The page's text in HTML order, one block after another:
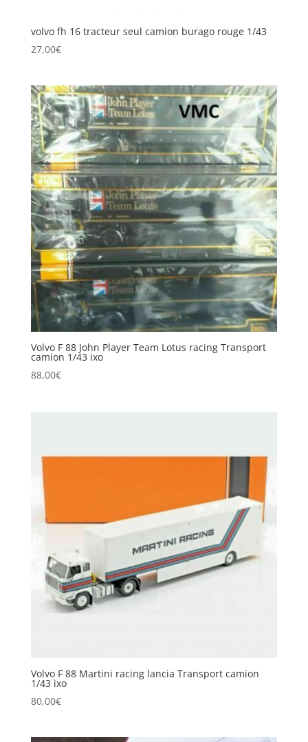
volvo fh 16 tracteur seul camion burago rouge 1/43
27,00€
Volvo F 88 John Player Team Lotus racing Transport
camion 1/43 ixo
88,00€
Volvo F 88 Martini racing lancia Transport camion
1/43 ixo
80,00€